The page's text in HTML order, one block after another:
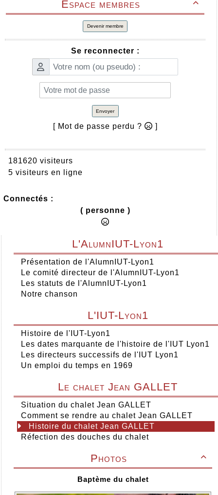

Espace membres
Devenir membre
Se reconnecter :
Envoyer
[ Mot de passe perdu ? ]
181620 visiteurs
5 visiteurs en ligne
Connectés :
( personne )
L'AlumnIUT-Lyon1
Présentation de l'AlumnIUT-Lyon1
Le comité directeur de l'AlumnIUT-Lyon1
Les statuts de l'AlumnIUT-Lyon1
Notre chanson
L'IUT-Lyon1
Histoire de l'IUT-Lyon1
Les dates marquante de l'histoire de l'IUT Lyon1
Les directeurs successifs de l'IUT Lyon1
Un emploi du temps en 1969
Le chalet Jean GALLET
Situation du chalet Jean GALLET
Comment se rendre au chalet Jean GALLET
Histoire du chalet Jean GALLET
Réfection des douches du chalet

Photos
Baptème du chalet